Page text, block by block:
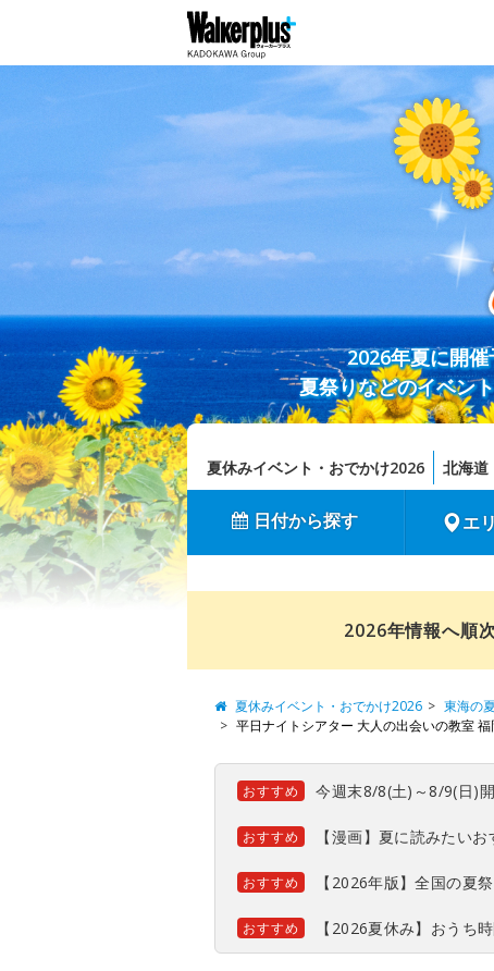
2026年夏に開
夏祭りなどのイベン
夏休みイベント・おでかけ2026 北海道
日付から探す エ
2026年情報へ順
夏休みイベント・おでかけ2026 東海の
平日ナイトシアター 大人の出会いの教室
おすすめ 今週末8/8(土)～8/9(日)
おすすめ 【漫画】夏に読みたい
おすすめ 【2026年版】全国の夏
おすすめ 【2026夏休み】おうち